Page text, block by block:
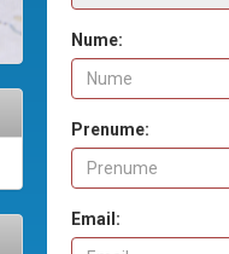
Nume:
Prenume:
Email: